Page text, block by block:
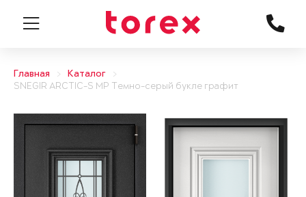
Главная
Каталог
SNEGIR ARCTIC-S MP Темно-серый букле графит